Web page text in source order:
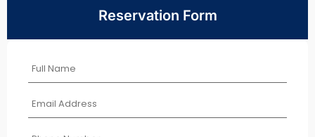
Reservation Form